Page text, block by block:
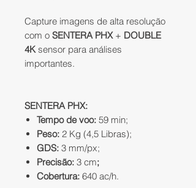
Capture imagens de alta resolução
com o SENTERA PHX+ DOUBLE
4Ksensor para análises
importantes.
SENTERA PHX:
Tempo de voo: 59 min;
Peso: 2 Kg (4,5 Libras);
GDS: 3 mm/px;
Precisão: 3 cm;
Cobertura: 640 ac/h.